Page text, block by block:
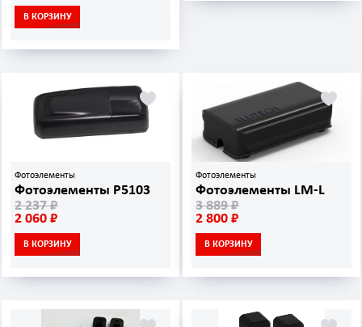
В КОРЗИНУ
Фотоэлементы
Фотоэлементы P5103
2 237 ₽
2 060 ₽
В КОРЗИНУ
Фотоэлементы
Фотоэлементы LM-L
3 889 ₽
2 800 ₽
В КОРЗИНУ